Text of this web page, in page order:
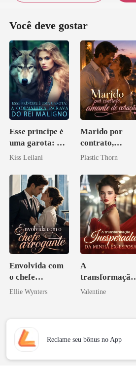
Você deve gostar
Esse príncipe é
uma garota: A
companheira
maligno
Kiss Leilani
Marido por
contrato,
amante de
Plastic Thorn
Envolvida com
o chefe
arrogante
Ellie Wynters
A
transformação
inesperada da
Valentine
Reclame seu bônus no App